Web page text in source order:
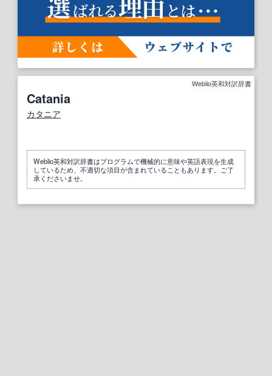
Weblio英和対訳辞書
Catania
カタニア
Weblio英和対訳辞書はプログラムで機械的に意味や英語表現を生成
しているため、不適切な項目が含まれていることもあります。ご了
承くださいませ。